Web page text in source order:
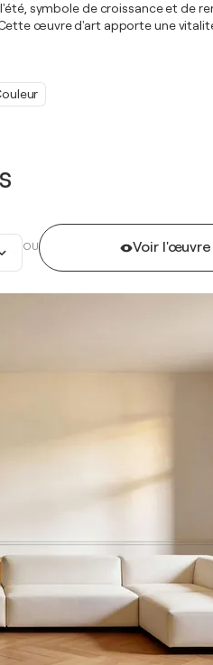
OU Voir l'œuvre
symbole de croissance et de
œuvre d'art apporte une